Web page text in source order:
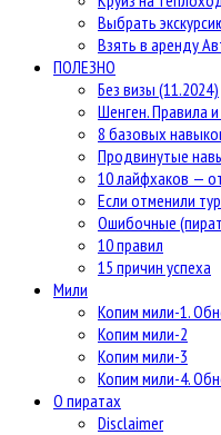
Выбрать
Взять в аренду
ПОЛЕЗНО
Без визы (11.2024)
Шенген. Правила
8 базовых
Продвинутые
10 лайфхаков —
Если отменили
Ошибочные
10 правил
15 причин успеха
Мили
Копим мили-1.
Копим мили-2
Копим мили-3
Копим мили-4.
О пиратах
Disclaimer